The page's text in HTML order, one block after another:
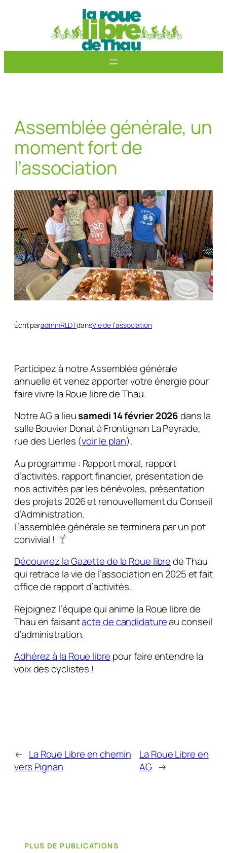
Assemblée générale, un
moment fort de
l’association
Écrit paradminRLDTdansVie de l’association
Participez à notre Assemblée générale
annuelle et venez apporter votre énergie pour
faire vivre la Roue libre de Thau.
Notre AG a lieusamedi 14 février 2026dans la
salle Bouvier Donat à Frontignan La Peyrade,
rue des Lierles (voir le plan).
Au programme : Rapport moral, rapport
d’activités, rapport financier, présentation de
nos activités par les bénévoles, présentation
des projets 2026 et renouvellement du Conseil
d’Administration.
L’assemblée générale se terminera par un pot
convivial !
Découvrez la Gazette de la Roue librede Thau
qui retrace la vie de l’association en 2025 et fait
office de rapport d’activités.
Rejoignez l’équipe qui anime la Roue libre de
Thau en faisantacte de candidatureau conseil
d’administration.
Adhérez à la Roue libre pour faire entendre la
voix des cyclistes !
← La Roue Libre en chemin
vers Pignan
La Roue Libre en
AG →
PLUS DE PUBLICATIONS